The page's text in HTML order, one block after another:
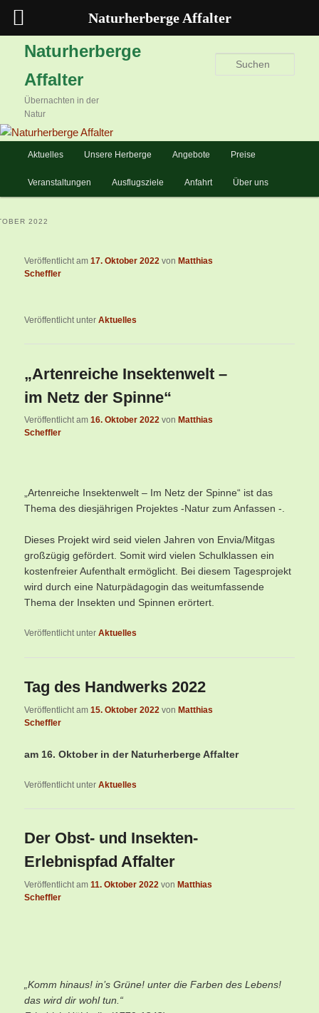
primären
springen
sekundären
springen
Naturherberge
Affalter
Übernachten in der
Natur
Hauptmenü
Aktuelles Unsere Herberge Angebote Preise
Veranstaltungen Ausflugsziele Anfahrt Über uns
Veröffentlicht am17. Oktober 2022 vonMatthias
Scheffler
Veröffentlicht unter Aktuelles
„Artenreiche Insektenwelt –
im Netz der Spinne“
Veröffentlicht am16. Oktober 2022 von Matthias
Scheffler
„Artenreiche Insektenwelt – Im Netz der Spinne“ ist das
Thema des diesjährigen Projektes -Natur zum Anfassen -.
Dieses Projekt wird seid vielen Jahren von Envia/Mitgas
großzügig gefördert. Somit wird vielen Schulklassen ein
kostenfreier Aufenthalt ermöglicht. Bei diesem Tagesprojekt
wird durch eine Naturpädagogin das weitumfassende
Thema der Insekten und Spinnen erörtert.
Veröffentlicht unter Aktuelles
Tag des Handwerks 2022
Veröffentlicht am15. Oktober 2022 vonMatthias
Scheffler
am 16. Oktober in der Naturherberge Affalter
Veröffentlicht unter Aktuelles
Der Obst- und Insekten-
Erlebnispfad Affalter
Veröffentlicht am11. Oktober 2022 von Matthias
Scheffler
„Komm hinaus! in’s Grüne! unter die Farben des Lebens!
das wird dir wohl tun.“
Naturherberge Affalter